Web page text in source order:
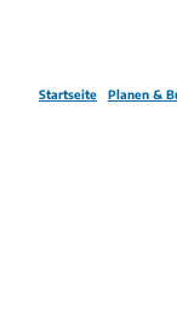
Startseite Planen &